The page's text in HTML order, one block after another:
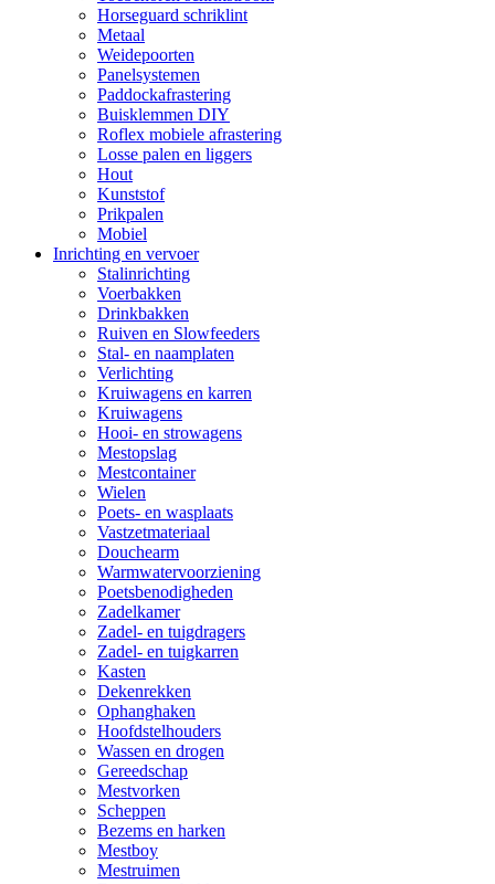
Horseguard schriklint
Metaal
Weidepoorten
Panelsystemen
Paddockafrastering
Buisklemmen DIY
Roflex mobiele afrastering
Losse palen en liggers
Hout
Kunststof
Prikpalen
Mobiel
Inrichting en vervoer
Stalinrichting
Voerbakken
Drinkbakken
Ruiven en Slowfeeders
Stal- en naamplaten
Verlichting
Kruiwagens en karren
Kruiwagens
Hooi- en strowagens
Mestopslag
Mestcontainer
Wielen
Poets- en wasplaats
Vastzetmateriaal
Douchearm
Warmwatervoorziening
Poetsbenodigheden
Zadelkamer
Zadel- en tuigdragers
Zadel- en tuigkarren
Kasten
Dekenrekken
Ophanghaken
Hoofdstelhouders
Wassen en drogen
Gereedschap
Mestvorken
Scheppen
Bezems en harken
Mestboy
Mestruimen